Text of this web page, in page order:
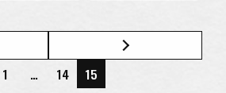
1 … 14 15